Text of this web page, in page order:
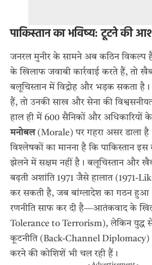
पाकिस्तान का भविष्य: टूटने की
जनरल मुनीर के सामने अब कठिन विकल्प
के खिलाफ जवाबी कार्रवाई करते हैं, तो
बलूचिस्तान में विद्रोह और भड़क सकता
हैं, तो उनकी साख और सेना की
हाल ही में 600 सैनिकों और अधिकारियों
मनोबल(Morale) पर गहरा असर डाला
विश्लेषकों का मानना है कि पाकिस्तान इस
झेलने में सक्षम नहीं है। बलूचिस्तान और
बढ़ती अशांति 1971 जैसे हालात (1971-
कर सकती है, जब बांग्लादेश का गठन हुआ
रणनीति साफ कर दी है—आतंकवाद के
Tolerance to Terrorism), लेकिन
कूटनीति (Back-Channel
करने की कोशिशें भी चल रही हैं।